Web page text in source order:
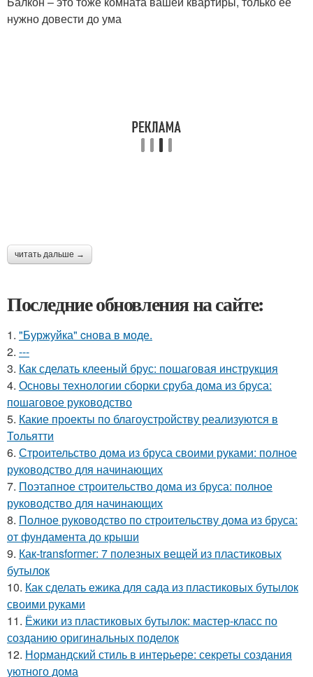
нужно довести до ума
читать дальше →
Последние обновления на сайте:
1. "Буржуйка" cнова в моде.
2. ---
3. Как сделать клееный брус: пошаговая инструкция
4. Основы технологии сборки сруба дома из бруса:
пошаговое руководство
5. Какие проекты по благоустройству реализуются в
Тольятти
6. Строительство дома из бруса своими руками: полное
руководство для начинающих
7. Поэтапное строительство дома из бруса: полное
руководство для начинающих
8. Полное руководство по строительству дома из бруса:
от фундамента до крыши
9. Как-transformer: 7 полезных вещей из пластиковых
бутылок
10. Как сделать ежика для сада из пластиковых бутылок
своими руками
11. Ёжики из пластиковых бутылок: мастер-класс по
созданию оригинальных поделок
12. Нормандский стиль в интерьере: секреты создания
уютного дома